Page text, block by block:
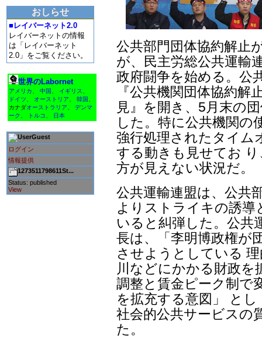
おしらせ
■レイバーネット2.0
レイバーネットの情報
は「レイバーネット
2.0」をご覧ください。
世界のLabornet
アメリカ 中国 イギリス
ドイツ
オーストリア 韓国
カナダオーストラリア
デンマ
ーク
トルコ 日本
Guest
ログイン
情報提供
1273511798611St...
Status: published
View
公共部門団体協約解止
が、民主労総公共運輸
政府闘争を始める。公
『公共機関団体協約
見』を開き、5月末の
した。特に公共機関の
強行処理されたタイム
する動きも見せてお
方が見えない状況だ。
公共運輸連盟は、公共
よりストライキの誘導
いると糾弾した。公共
長は、「李明博政権が
させようとしている
川などにかかる財政を
調整と賃金ピーク制で
を拡充する意図」 と
社会的公共サービスの
た。